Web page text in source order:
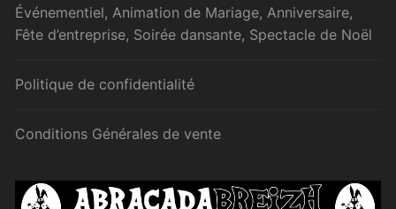
Événementiel, Animation de Mariage, Anniversaire,
Fête d’entreprise, Soirée dansante, Spectacle de Noël
Politique de confidentialité
Conditions Générales de vente